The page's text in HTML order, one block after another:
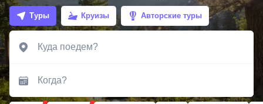
Туры Круизы Авторские туры